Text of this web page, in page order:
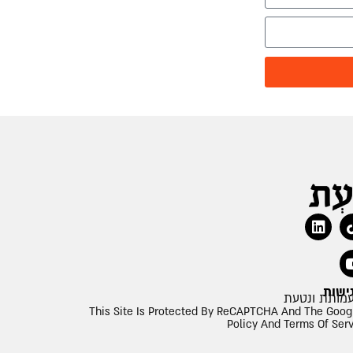
This Site Is Protected By ReCAPTCHA And The
Policy And Terms Of